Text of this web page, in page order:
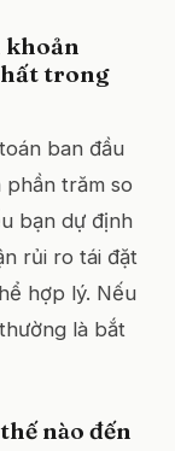
khoản
trong
ban đầu
trăm so
bạn dự định
rủi ro tái đặt
hợp lý. Nếu
là bắt
nào đến